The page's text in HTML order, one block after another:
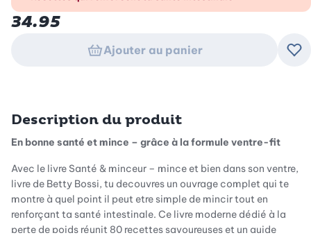
34.95
Ajouter au panier
Description du produit
En bonne santé et mince – grâce à la formule ventre-fit
Avec le livre Santé & minceur – mince et bien dans son ventre,
livre de Betty Bossi, tu decouvres un ouvrage complet qui te
montre à quel point il peut etre simple de mincir tout en
renforçant ta santé intestinale. Ce livre moderne dédié à la
perte de poids réunit 80 recettes savoureuses et un guide